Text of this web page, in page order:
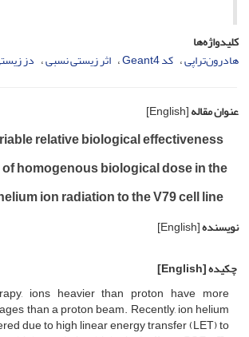
کلیدواژه‌ها
هادرون‌تراپی کد Geant4 اثر زیستی نسبی دز
عنوان مقاله[English]
relative biological effectiveness
homogenous biological dose in the
ion radiation to the V79 cell line
نویسنده[English]
چکیده[English]
ions heavier than proton have more
than a proton beam. Recently, ion helium
due to high linear energy transfer (LET) to